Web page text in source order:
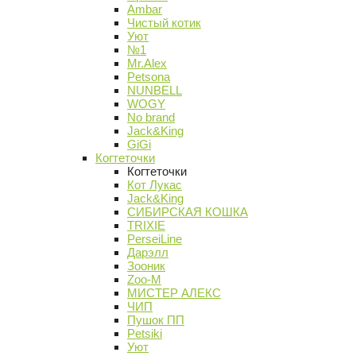
Ambar
Чистый котик
Уют
№1
Mr.Alex
Petsona
NUNBELL
WOGY
No brand
Jack&King
GiGi
Когтеточки
Когтеточки
Кот Лукас
Jack&King
СИБИРСКАЯ КОШКА
TRIXIE
PerseiLine
Дарэлл
Зооник
Zoo-M
МИСТЕР АЛЕКС
ЧИП
Пушок ПП
Petsiki
Уют